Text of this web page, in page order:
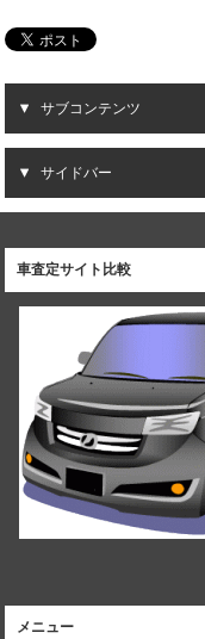
サブコンテンツ
サイドバー
車査定サイト比較
メニュー